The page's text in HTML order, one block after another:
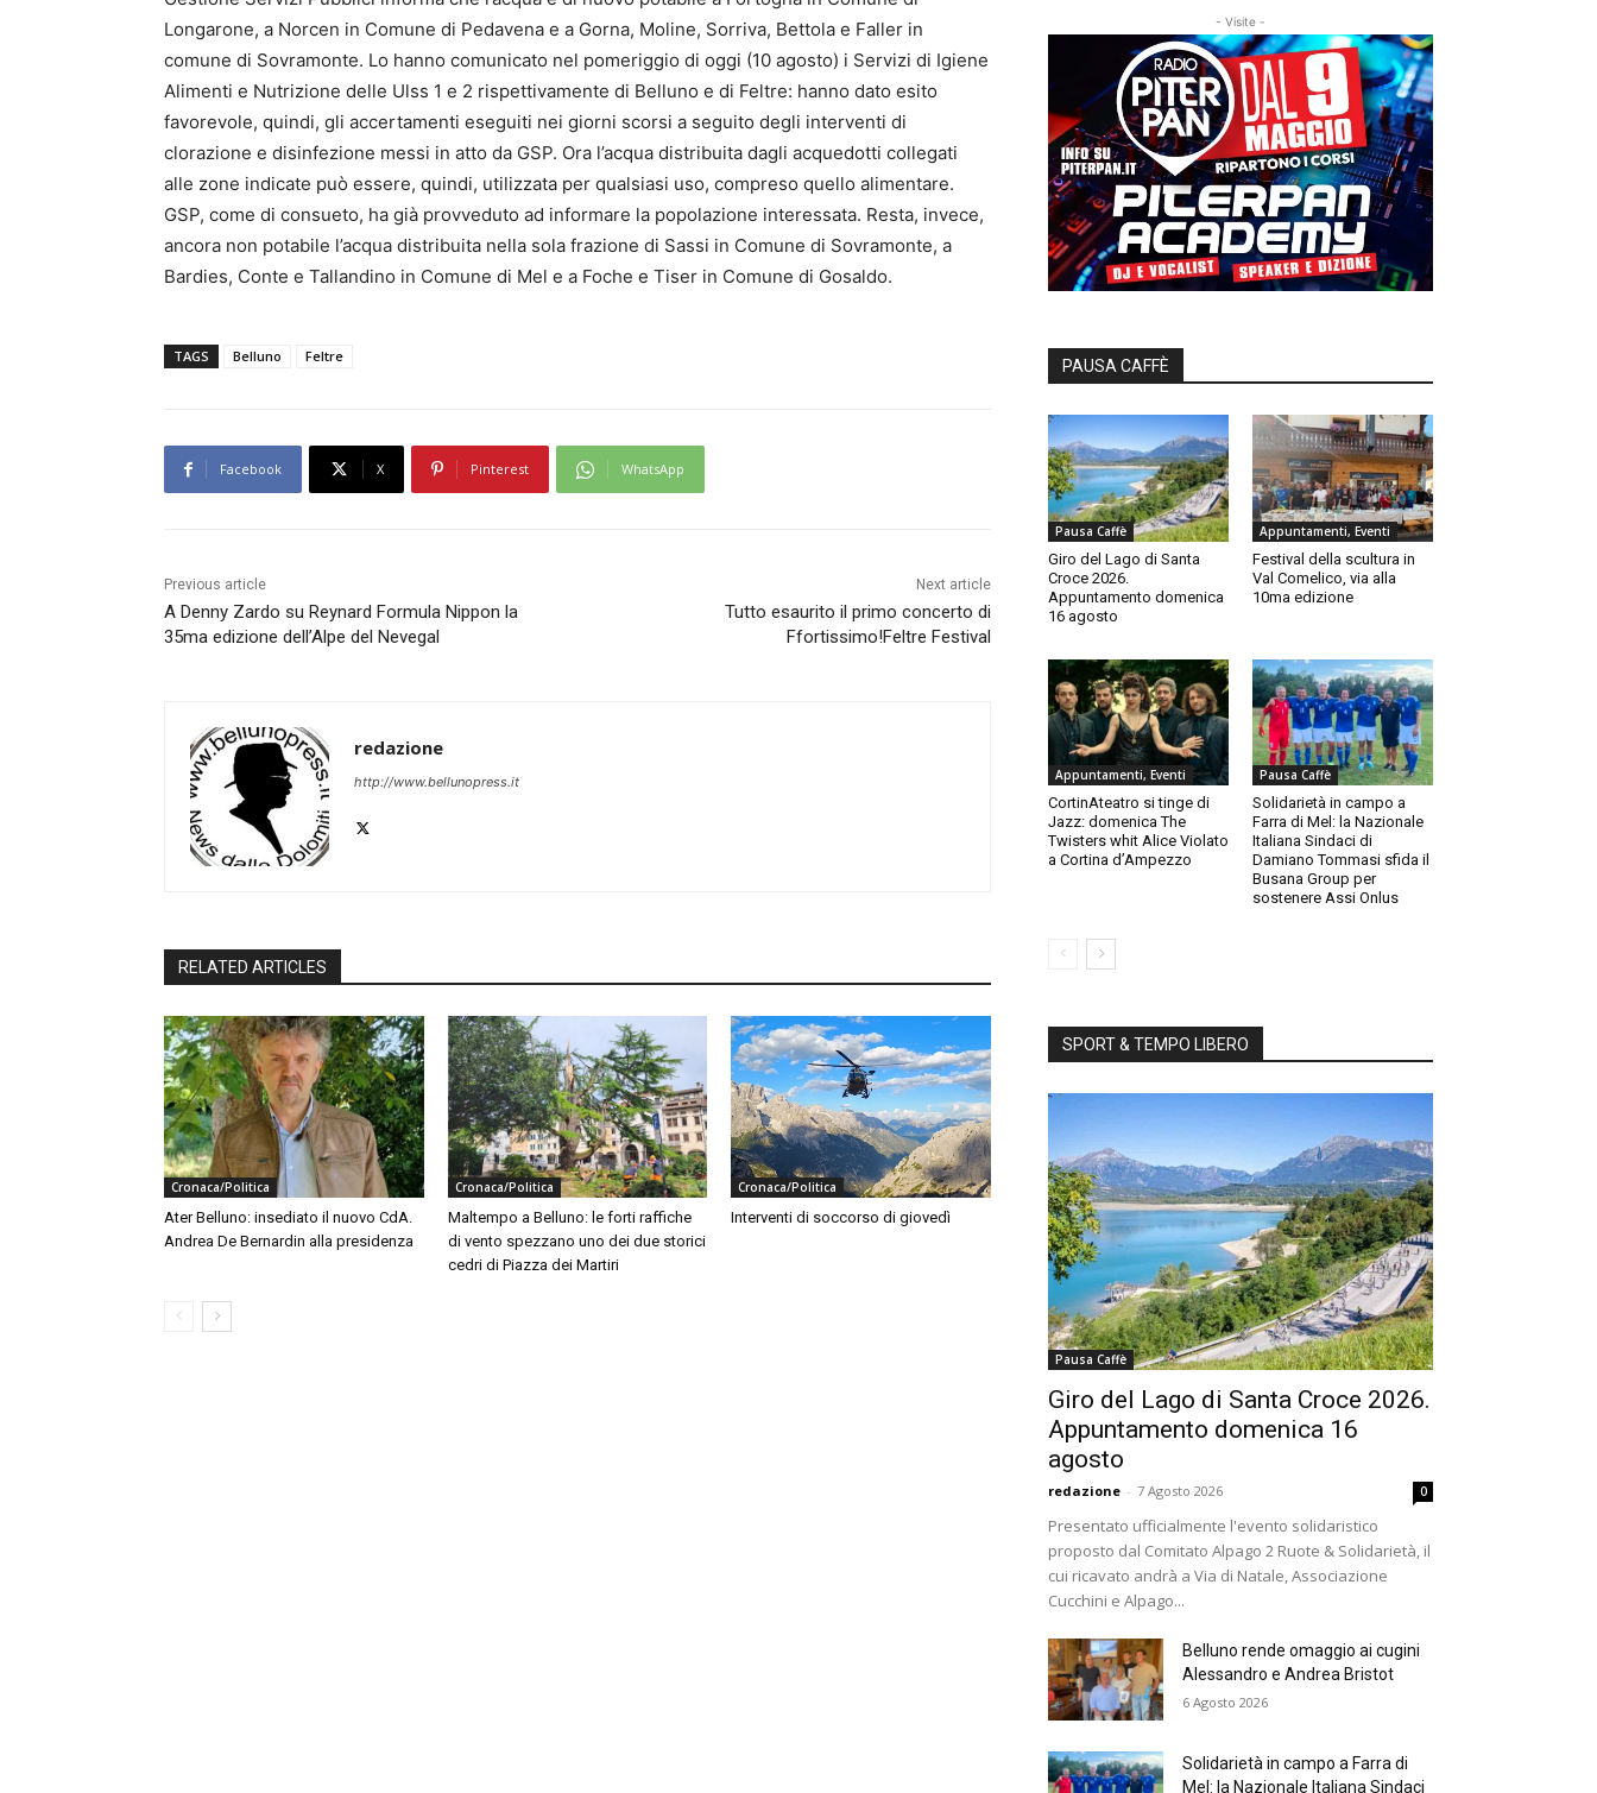
Longarone, a Norcen in Comune di Pedavena e a Gorna, Moline, Sorriva, Bettola e Faller in
comune di Sovramonte. Lo hanno comunicato nel pomeriggio di oggi (10 agosto) i Servizi di Igiene
Alimenti e Nutrizione delle Ulss 1 e 2 rispettivamente di Belluno e di Feltre: hanno dato esito
favorevole, quindi, gli accertamenti eseguiti nei giorni scorsi a seguito degli interventi di
clorazione e disinfezione messi in atto da GSP. Ora l’acqua distribuita dagli acquedotti collegati
alle zone indicate può essere, quindi, utilizzata per qualsiasi uso, compreso quello alimentare.
GSP, come di consueto, ha già provveduto ad informare la popolazione interessata. Resta, invece,
ancora non potabile l’acqua distribuita nella sola frazione di Sassi in Comune di Sovramonte, a
Bardies, Conte e Tallandino in Comune di Mel e a Foche e Tiser in Comune di Gosaldo.
TAGS Belluno Feltre
Facebook X Pinterest WhatsApp
Previous article
A Denny Zardo su Reynard Formula Nippon la
35ma edizione dell’Alpe del Nevegal
Next article
Tutto esaurito il primo concerto di
Ffortissimo!Feltre Festival
redazione
http://www.bellunopress.it
RELATED ARTICLES
Cronaca/Politica
Ater Belluno: insediato il nuovo CdA.
Andrea De Bernardin alla presidenza
Cronaca/Politica
Maltempo a Belluno: le forti raffiche
di vento spezzano uno dei due storici
cedri di Piazza dei Martiri
Cronaca/Politica
Interventi di soccorso di giovedì
- Visite -
PAUSA CAFFÈ
Pausa Caffè
Giro del Lago di Santa
Croce 2026.
Appuntamento domenica
16 agosto
Appuntamenti, Eventi
Festival della scultura in
Val Comelico, via alla
10ma edizione
Appuntamenti, Eventi
CortinAteatro si tinge di
Jazz: domenica The
Twisters whit Alice Violato
a Cortina d’Ampezzo
Pausa Caffè
Solidarietà in campo a
Farra di Mel: la Nazionale
Italiana Sindaci di
Damiano Tommasi sfida il
Busana Group per
sostenere Assi Onlus
SPORT & TEMPO LIBERO
Pausa Caffè
Giro del Lago di Santa Croce 2026.
Appuntamento domenica 16
agosto
redazione - 7 Agosto 2026 0
Presentato ufficialmente l'evento solidaristico
proposto dal Comitato Alpago 2 Ruote & Solidarietà, il
cui ricavato andrà a Via di Natale, Associazione
Cucchini e Alpago...
Belluno rende omaggio ai cugini
Alessandro e Andrea Bristot
6 Agosto 2026
Solidarietà in campo a Farra di
Mel: la Nazionale Italiana Sindaci